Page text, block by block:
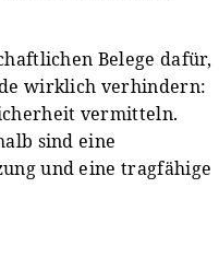
Belege dafür,
wirklich verhindern:
vermitteln.
sind eine
und eine tragfähige